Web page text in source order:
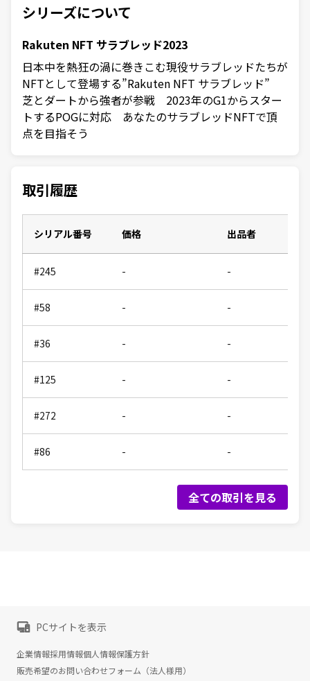
シリーズについて
Rakuten NFT サラブレッド2023
日本中を熱狂の渦に巻きこむ現役サラブレッドたちが
NFTとして登場する”Rakuten NFT サラブレッド”
芝とダートから強者が参戦 2023年のG1からスター
トするPOGに対応 あなたのサラブレッドNFTで頂
点を目指そう
取引履歴
シリアル番号 価格 出品者
#245 - -
#58 - -
#36 - -
#125 - -
#272 - -
#86 - -
全ての取引を見る
PCサイトを表示
企業情報採用情報個人情報保護方針
販売希望のお問い合わせフォーム（法人様用）